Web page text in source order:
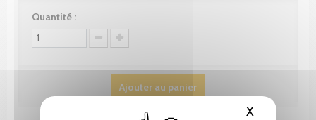
XMasquer
Quantité :
Ajouter au panier